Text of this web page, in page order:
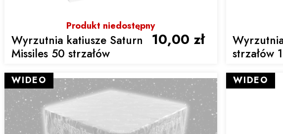
Produkt niedostępny
Wyrzutnia katiusze Saturn
Missiles 50 strzałów
10,00 zł
strzałów
WIDEO WIDEO